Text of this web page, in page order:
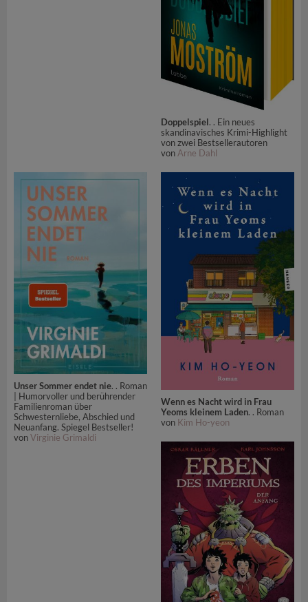
Doppelspiel. . Ein neues
skandinavisches Krimi-Highlight
von zwei Bestsellerautoren
vonArne Dahl
Unser Sommer endet nie. . Roman
| Humorvoller und berührender
Familienroman über
Schwesternliebe, Abschied und
Neuanfang. Spiegel Bestseller!
vonVirginie Grimaldi
Wenn es Nacht wird in Frau
Yeoms kleinem Laden. . Roman
von Kim Ho-yeon